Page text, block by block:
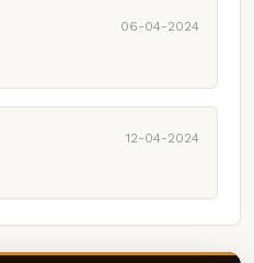
06-04-2024
12-04-2024